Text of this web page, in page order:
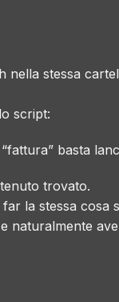
nella stessa
script:
basta
trovato.
la stessa cosa
e naturalmente